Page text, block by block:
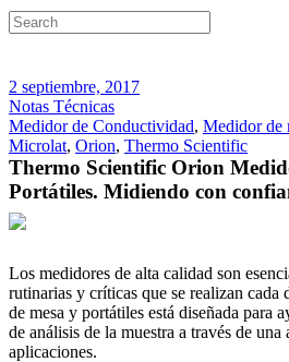
2 septiembre, 2017
Notas Técnicas
Medidor de Conductividad, Medidor de
Microlat, Orion, Thermo Scientific
Thermo Scientific Orion
Portátiles. Midiendo con
Los medidores de alta calidad son
rutinarias y críticas que se realizan cada
de mesa y portátiles está diseñada para
de análisis de la muestra a través de
aplicaciones.